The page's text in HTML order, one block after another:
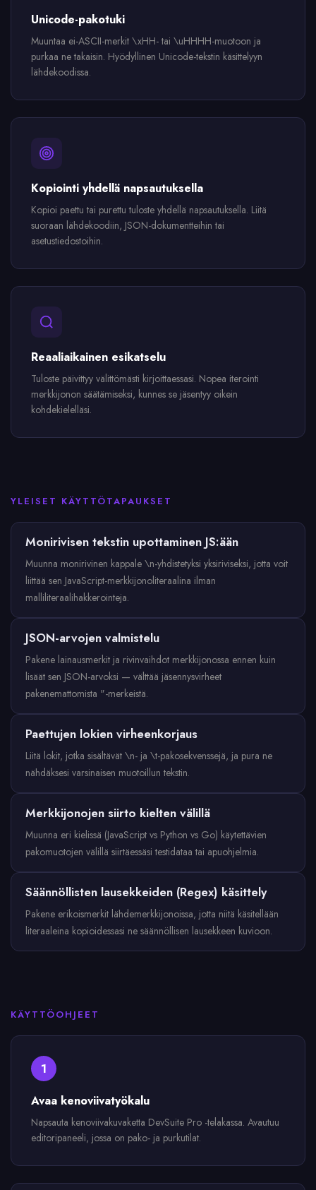
Unicode-pakotuki
Muuntaa ei-ASCII-merkit \xHH- tai \uHHHH-muotoon ja
purkaa ne takaisin. Hyödyllinen Unicode-tekstin käsittelyyn
lähdekoodissa.
Kopiointi yhdellä napsautuksella
Kopioi paettu tai purettu tuloste yhdellä napsautuksella. Liitä
suoraan lähdekoodiin, JSON-dokumentteihin tai
asetustiedostoihin.
Reaaliaikainen esikatselu
Tuloste päivittyy välittömästi kirjoittaessasi. Nopea iterointi
merkkijonon säätämiseksi, kunnes se jäsentyy oikein
kohdekielelläsi.
YLEISET KÄYTTÖTAPAUKSET
Monirivisen tekstin upottaminen JS:ään
Muunna monirivinen kappale \n-yhdistetyksi yksiriviseksi, jotta voit
liittää sen JavaScript-merkkijonoliteraalina ilman
malliliteraalihakkerointeja.
JSON-arvojen valmistelu
Pakene lainausmerkit ja rivinvaihdot merkkijonossa ennen kuin
lisäät sen JSON-arvoksi — välttää jäsennysvirheet
pakenemattomista "-merkeistä.
Paettujen lokien virheenkorjaus
Liitä lokit, jotka sisältävät \n- ja \t-pakosekvenssejä, ja pura ne
nähdäksesi varsinaisen muotoillun tekstin.
Merkkijonojen siirto kielten välillä
Muunna eri kielissä (JavaScript vs Python vs Go) käytettävien
pakomuotojen välillä siirtäessäsi testidataa tai apuohjelmia.
Säännöllisten lausekkeiden (Regex) käsittely
Pakene erikoismerkit lähdemerkkijonoissa, jotta niitä käsitellään
literaaleina kopioidessasi ne säännöllisen lausekkeen kuvioon.
KÄYTTÖOHJEET
1
Avaa kenoviivatyökalu
Napsauta kenoviivakuvaketta DevSuite Pro -telakassa. Avautuu
editoripaneeli, jossa on pako- ja purkutilat.